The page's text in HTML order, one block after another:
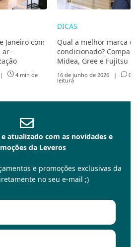
Janeiro com
ar-
| 4 min de
DICAS
Qual a melhor marca
condicionado?
Midea, Gree e Fujitsu
16 de junho de 2026 | 0
leitura
atualizado com as novidades e
da Leveros
e promoções exclusivas da
no seu e-mail ;)